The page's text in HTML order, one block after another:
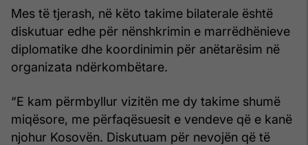
Mes të tjerash, në këto takime bilaterale është
diskutuar edhe për nënshkrimin e marrëdhënieve
diplomatike dhe koordinimin për anëtarësim në
organizata ndërkombëtare.
“E kam përmbyllur vizitën me dy takime shumë
miqësore, me përfaqësuesit e vendeve që e kanë
njohur Kosovën. Diskutuam për nevojën që të